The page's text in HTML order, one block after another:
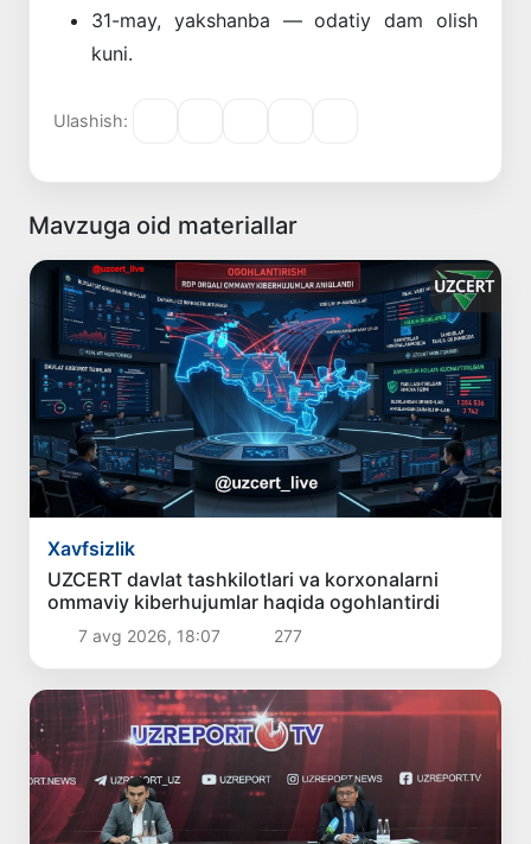
31-may, yakshanba — odatiy dam olish
kuni.
Ulashish:
Mavzuga oid materiallar
Xavfsizlik
UZCERT davlat tashkilotlari va korxonalarni
ommaviy kiberhujumlar haqida ogohlantirdi
7 avg 2026, 18:07 277